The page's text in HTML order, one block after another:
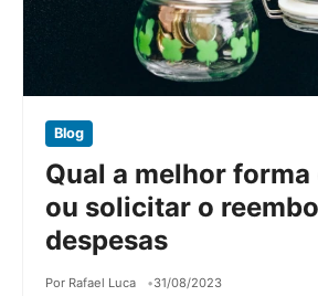
Blog
Qual a melhor
ou solicitar o
despesas
Por Rafael Luca 31/08/2023